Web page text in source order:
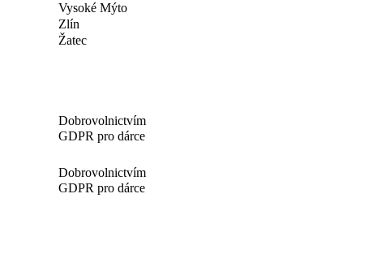
Vysoké Mýto
Zlín
Žatec
Dobrovolnictvím
GDPR pro dárce
Dobrovolnictvím
GDPR pro dárce